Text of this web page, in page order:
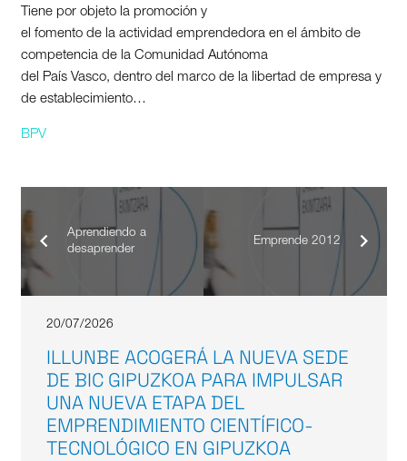
Tiene por objeto la promoción y
el fomento de la actividad emprendedora en el ámbito de
competencia de la Comunidad Autónoma
del País Vasco, dentro del marco de la libertad de empresa y
de establecimiento…
BPV
Aprendiendo a
desaprender
Emprende 2012
20/07/2026
ILLUNBE ACOGERÁ LA NUEVA SEDE
DE BIC GIPUZKOA PARA IMPULSAR
UNA NUEVA ETAPA DEL
EMPRENDIMIENTO CIENTÍFICO-
TECNOLÓGICO EN GIPUZKOA